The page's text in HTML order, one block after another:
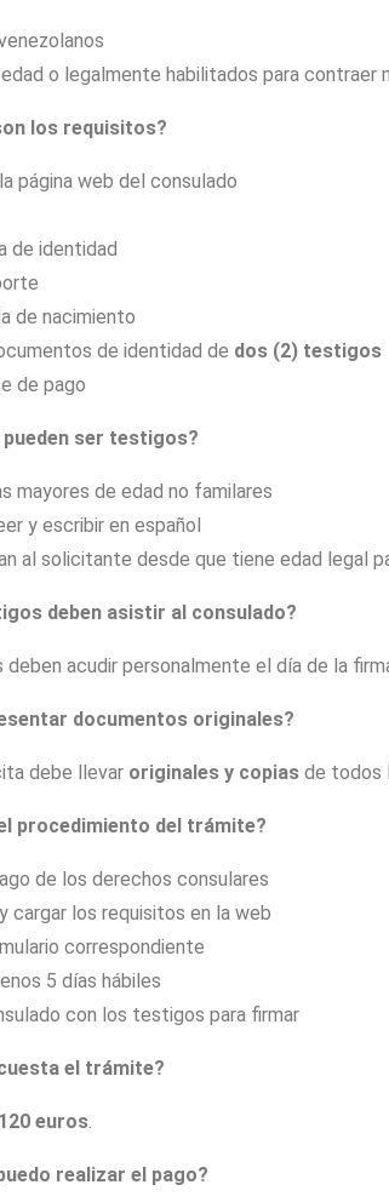
o legalmente habilitados para contraer
los requisitos?
página web del consulado
de identidad
de nacimiento
de identidad de dos (2) testigos
de pago
pueden ser testigos?
mayores de edad no familares
y escribir en español
al solicitante desde que tiene edad legal
deben asistir al consulado?
acudir personalmente el día de la
documentos originales?
debe llevar originales y copias de todos
procedimiento del trámite?
de los derechos consulares
cargar los requisitos en la web
correspondiente
5 días hábiles
con los testigos para firmar
el trámite?
120 euros.
realizar el pago?